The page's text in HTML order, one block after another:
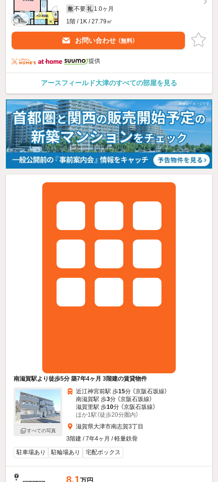
敷 不要 礼 1.0ヶ月
1階 / 1K / 27.79㎡
お問い合わせ （無料）
提供
アースフィールド大津のすべての部屋を見る
南滋賀駅より徒歩5分 築7年4ヶ月 3階建の賃貸物件
すべての写真
近江神宮前駅 歩15分 （京阪石坂線）
南滋賀駅 歩3分 （京阪石坂線）
滋賀里駅 歩10分 （京阪石坂線）
ほか1駅（徒歩20分圏内）
滋賀県大津市南志賀3丁目
3階建 / 7年4ヶ月 / 軽量鉄骨
駐車場あり
駐輪場あり 宅配ボックス
8.1万円